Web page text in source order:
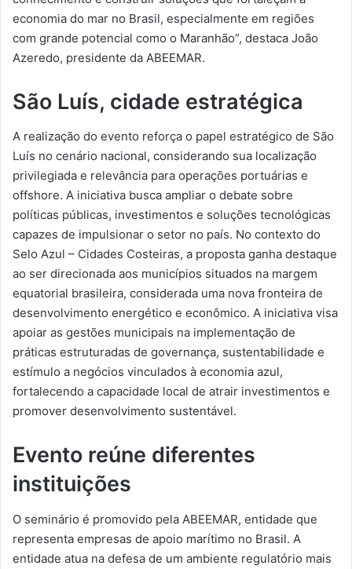
economia do mar no Brasil, especialmente em regiões
com grande potencial como o Maranhão”, destaca João
Azeredo, presidente da ABEEMAR.
São Luís, cidade estratégica
A realização do evento reforça o papel estratégico de São
Luís no cenário nacional, considerando sua localização
privilegiada e relevância para operações portuárias e
offshore. A iniciativa busca ampliar o debate sobre
políticas públicas, investimentos e soluções tecnológicas
capazes de impulsionar o setor no país. No contexto do
Selo Azul – Cidades Costeiras, a proposta ganha destaque
ao ser direcionada aos municípios situados na margem
equatorial brasileira, considerada uma nova fronteira de
desenvolvimento energético e econômico. A iniciativa visa
apoiar as gestões municipais na implementação de
práticas estruturadas de governança, sustentabilidade e
estímulo a negócios vinculados à economia azul,
fortalecendo a capacidade local de atrair investimentos e
promover desenvolvimento sustentável.
Evento reúne diferentes
instituições
O seminário é promovido pela ABEEMAR, entidade que
representa empresas de apoio marítimo no Brasil. A
entidade atua na defesa de um ambiente regulatório mais